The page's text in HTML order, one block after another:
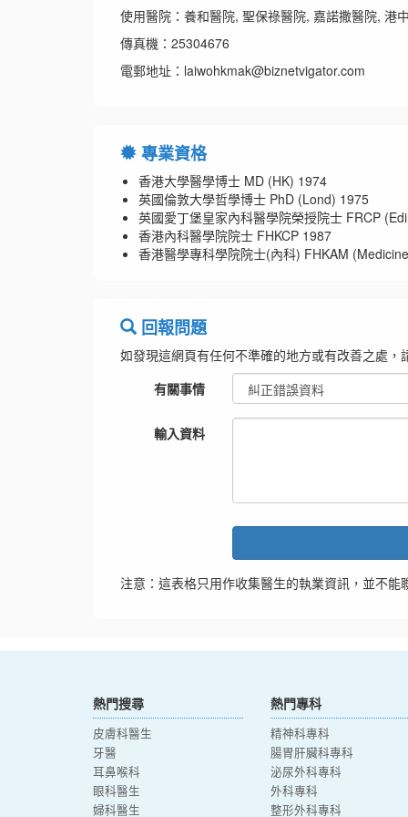
使用醫院：養和醫院, 聖保祿醫院, 嘉諾撒醫院, 港
傳真機：25304676
電郵地址：laiwohkmak@biznetvigator.com
專業資格
香港大學醫學博士 MD (HK) 1974
英國倫敦大學哲學博士 PhD (Lond) 1975
英國愛丁堡皇家內科醫學院榮授院士 FRCP
香港內科醫學院院士 FHKCP 1987
香港醫學專科學院院士(內科) FHKAM
回報問題
如發現這網頁有任何不準確的地方或有改善之處，
有關事情
輸入資料
注意：這表格只用作收集醫生的執業資訊，並不
熱門搜尋
皮膚科醫生
牙醫
耳鼻喉科
眼科醫生
婦科醫生
熱門專科
精神科專科
腸胃肝臟科專科
泌尿外科專科
外科專科
整形外科專科